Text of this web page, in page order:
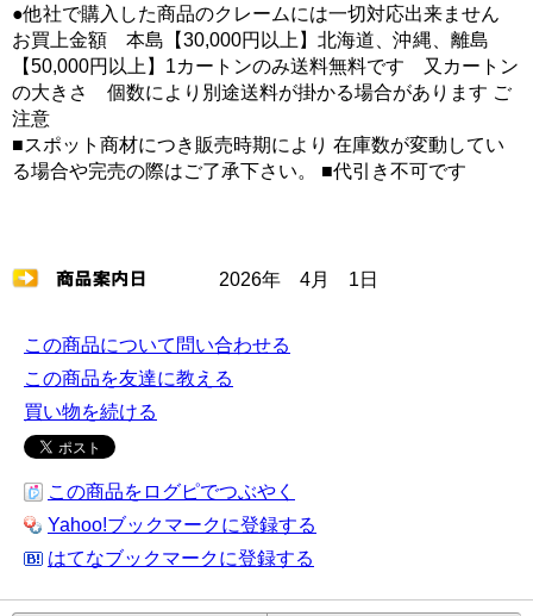
●他社で購入した商品のクレームには一切対応出来ません
お買上金額 本島【30,000円以上】北海道、沖縄、離島
【50,000円以上】1カートンのみ送料無料です 又カートン
の大きさ 個数により別途送料が掛かる場合があります ご
注意
■スポット商材につき販売時期により 在庫数が変動してい
る場合や完売の際はご了承下さい。 ■代引き不可です
2026年 4月 1日
この商品について問い合わせる
この商品を友達に教える
買い物を続ける
この商品をログピでつぶやく
Yahoo!ブックマークに登録する
はてなブックマークに登録する